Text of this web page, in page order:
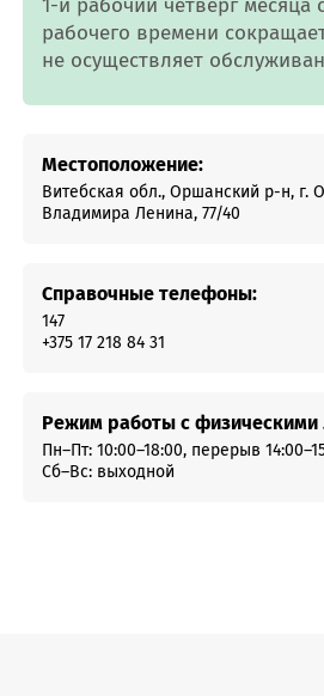
1-й рабочий четверг месяца
рабочего времени
не осуществляет
Местоположение:
Витебская обл., Оршанский р-н, г.
Владимира Ленина, 77/40
Справочные телефоны:
147
+375 17 218 84 31
Режим работы с физическими
Пн–Пт: 10:00–18:00, перерыв
Сб–Вс: выходной